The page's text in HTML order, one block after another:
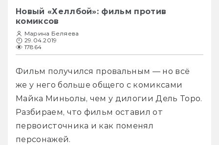
Новый «Хеллбой»: фильм против
комиксов
Марина Беляева
29.04.2019
17864
Фильм получился провальным — но всё
же у него больше общего с комиксами
Майка Миньолы, чем у дилогии Дель Торо.
Разбираем, что фильм оставил от
первоисточника и как поменял
персонажей.